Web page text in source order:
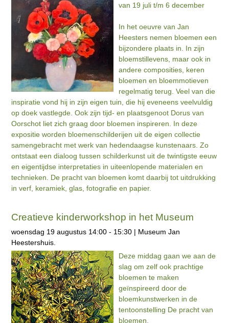
van 19 juli t/m 6 december
In het oeuvre van Jan
Heesters nemen bloemen een
bijzondere plaats in. In zijn
bloemstillevens, maar ook in
andere composities, keren
bloemen en bloemmotieven
regelmatig terug. Veel van die
inspiratie vond hij in zijn eigen tuin, die hij eveneens veelvuldig
op doek vastlegde. Ook zijn tijd- en plaatsgenoot Dorus van
Oorschot liet zich graag door bloemen inspireren. In deze
expositie worden bloemenschilderijen uit de eigen collectie
samengebracht met werk van hedendaagse kunstenaars. Zo
ontstaat een dialoog tussen schilderkunst uit de twintigste eeuw
en eigentijdse interpretaties in uiteenlopende materialen en
technieken. De pracht van bloemen komt daarbij tot uitdrukking
in verf, keramiek, glas, fotografie en papier.
Creatieve kinderworkshop in het Museum
woensdag 19 augustus 14:00 - 15:30 | Museum Jan
Heestershuis.
Deze middag gaan we aan de
slag om zelf ook prachtige
bloemen te maken
geïnspireerd door de
bloemkunstwerken in de
tentoonstelling De pracht van
bloemen.